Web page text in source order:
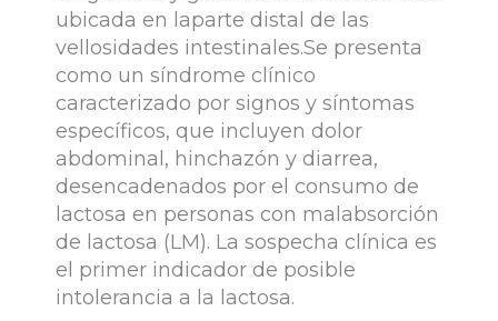
ubicada en laparte distal de las
vellosidades intestinales.Se presenta
como un síndrome clínico
caracterizado por signos y síntomas
específicos, que incluyen dolor
abdominal, hinchazón y diarrea,
desencadenados por el consumo de
lactosa en personas con malabsorción
de lactosa (LM). La sospecha clínica es
el primer indicador de posible
intolerancia a la lactosa.